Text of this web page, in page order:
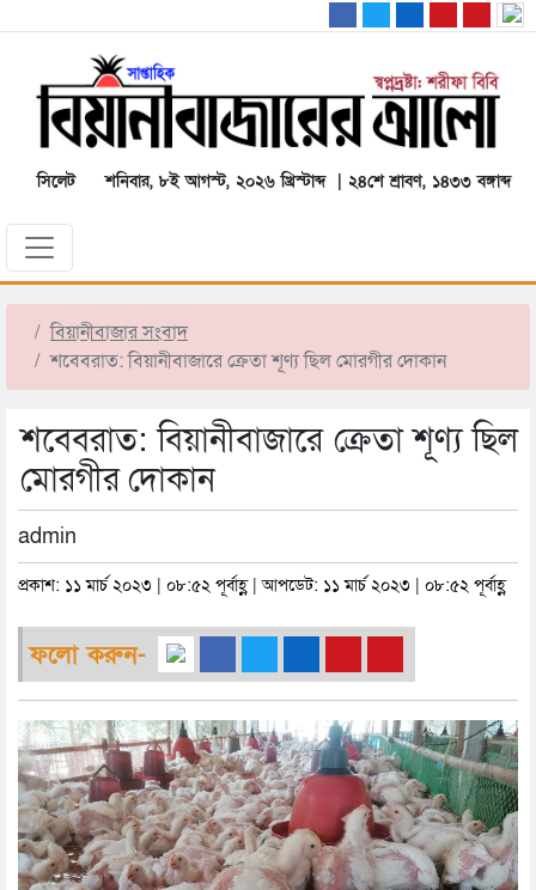
সিলেট শনিবার, ৮ই আগস্ট, ২০২৬ খ্রিস্টাব্দ | ২৪শে শ্রাবণ, ১৪৩৩ বঙ্গাব্দ
বিয়ানীবাজার সংবাদ
শবেবরাত: বিয়ানীবাজারে ক্রেতা শূণ্য ছিল মোরগীর দোকান
শবেবরাত: বিয়ানীবাজারে ক্রেতা শূণ্য ছিল
মোরগীর দোকান
admin
প্রকাশ: ১১ মার্চ ২০২৩ | ০৮:৫২ পূর্বাহ্ণ | আপডেট: ১১ মার্চ ২০২৩ | ০৮:৫২ পূর্বাহ্ণ
ফলো করুন-